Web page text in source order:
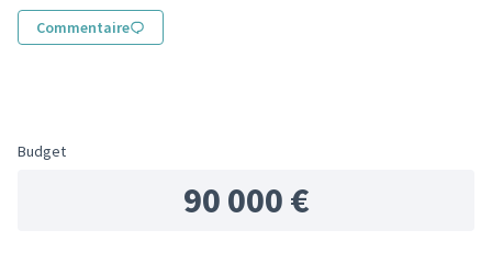
Commentaire
Budget
90 000 €